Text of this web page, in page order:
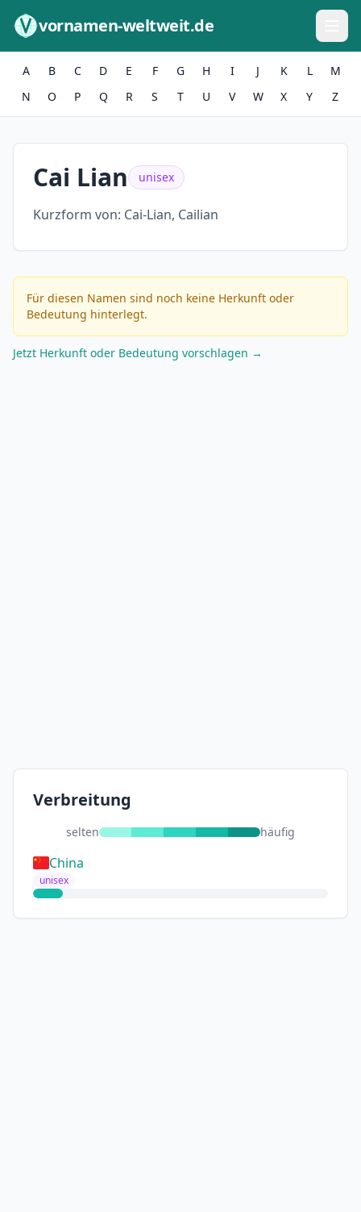
vornamen-weltweit.de
A B C D E F G H I J K L
M
N
O P Q R S T U V W X Y Z
Cai Lian unisex
Kurzform von: Cai-Lian, Cailian
Für diesen Namen sind noch keine Herkunft oder
Bedeutung hinterlegt.
Jetzt Herkunft oder Bedeutung vorschlagen →
Verbreitung
selten häufig
China
unisex